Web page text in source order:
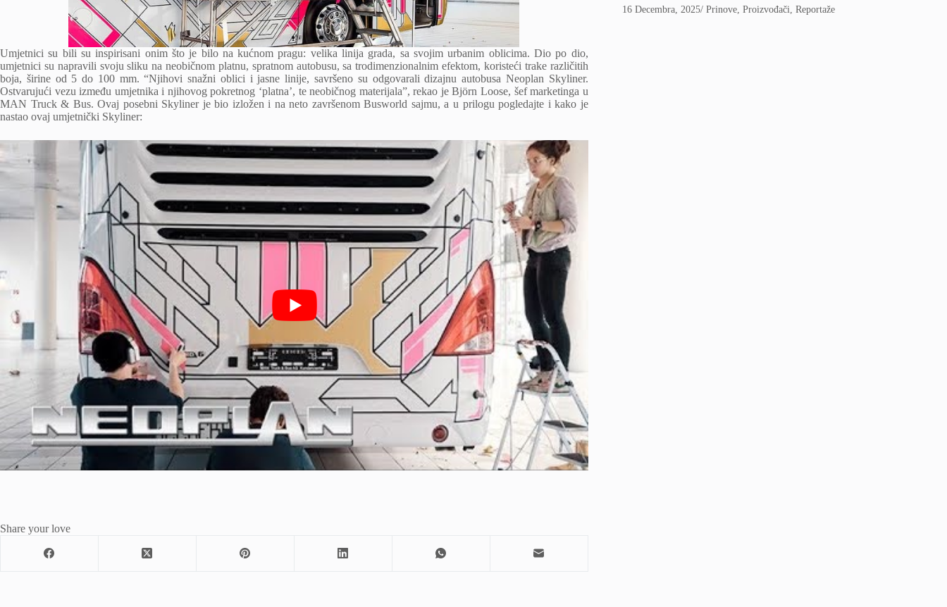
Umjetnici su bili su inspirisani onim što je bilo na kućnom pragu: velika linija grada, sa svojim urbanim oblicima. Dio po dio,
umjetnici su napravili svoju sliku na neobičnom platnu, spratnom autobusu, sa trodimenzionalnim efektom, koristeći trake različitih
boja, širine od 5 do 100 mm. “Njihovi snažni oblici i jasne linije, savršeno su odgovarali dizajnu autobusa Neoplan Skyliner.
Ostvarujući vezu između umjetnika i njihovog pokretnog ‘platna’, te neobičnog materijala”, rekao je Björn Loose, šef marketinga u
MAN Truck & Bus. Ovaj posebni Skyliner je bio izložen i na neto završenom Busworld sajmu, a u prilogu pogledajte i kako je
nastao ovaj umjetnički Skyliner:
Share your love
16 Decembra, 2025/Prinove,Proizvođači,Reportaže